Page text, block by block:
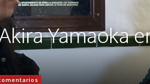
Yamaoka